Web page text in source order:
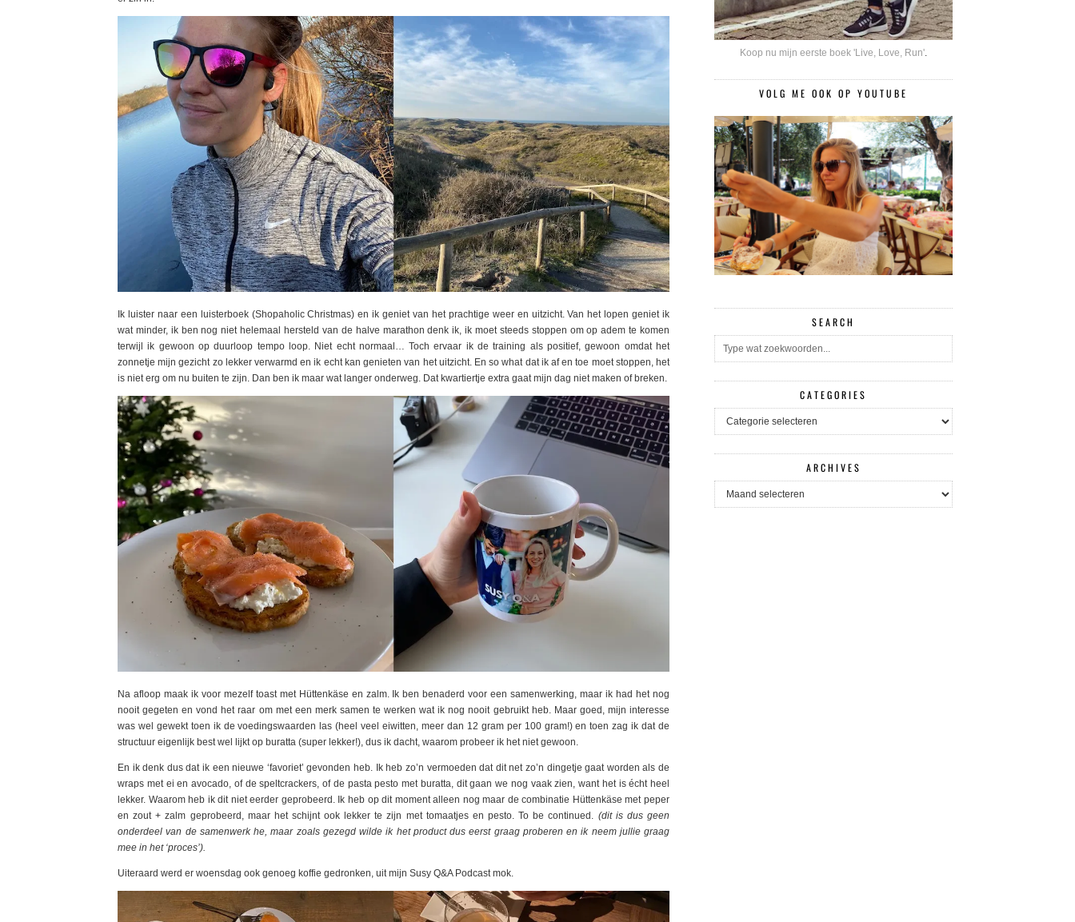
Ik luister naar een luisterboek (Shopaholic Christmas) en ik geniet van het prachtige weer en uitzicht. Van het lopen geniet ik
wat minder, ik ben nog niet helemaal hersteld van de halve marathon denk ik, ik moet steeds stoppen om op adem te komen
terwijl ik gewoon op duurloop tempo loop. Niet echt normaal… Toch ervaar ik de training als positief, gewoon omdat het
zonnetje mijn gezicht zo lekker verwarmd en ik echt kan genieten van het uitzicht. En so what dat ik af en toe moet stoppen, het
is niet erg om nu buiten te zijn. Dan ben ik maar wat langer onderweg. Dat kwartiertje extra gaat mijn dag niet maken of breken.
Na afloop maak ik voor mezelf toast met Hüttenkäse en zalm. Ik ben benaderd voor een samenwerking, maar ik had het nog
nooit gegeten en vond het raar om met een merk samen te werken wat ik nog nooit gebruikt heb. Maar goed, mijn interesse
was wel gewekt toen ik de voedingswaarden las (heel veel eiwitten, meer dan 12 gram per 100 gram!) en toen zag ik dat de
structuur eigenlijk best wel lijkt op buratta (super lekker!), dus ik dacht, waarom probeer ik het niet gewoon.
En ik denk dus dat ik een nieuwe ‘favoriet’ gevonden heb. Ik heb zo’n vermoeden dat dit net zo’n dingetje gaat worden als de
wraps met ei en avocado, of de speltcrackers, of de pasta pesto met buratta, dit gaan we nog vaak zien, want het is écht heel
lekker. Waarom heb ik dit niet eerder geprobeerd. Ik heb op dit moment alleen nog maar de combinatie Hüttenkäse met peper
en zout + zalm geprobeerd, maar het schijnt ook lekker te zijn met tomaatjes en pesto. To be continued. (dit is dus geen
onderdeel van de samenwerk he, maar zoals gezegd wilde ik het product dus eerst graag proberen en ik neem jullie graag
mee in het ‘proces’).
Uiteraard werd er woensdag ook genoeg koffie gedronken, uit mijn Susy Q&A Podcast mok.
Koop nu mijn eerste boek 'Live, Love, Run'.
VOLG ME OOK OP YOUTUBE
SEARCH
CATEGORIES
CATEGORIES
ARCHIVES
ARCHIVES